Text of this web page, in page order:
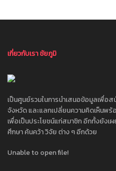
เกี่ยวกับเรา ชัยภูมิ
เป็นศูนย์รวมในการนำเสนอข้อมูลเพื่อ
จังหวัด และแลกเปลี่ยนความคิดเห็นพร้
เพื่อเป็นประโยชน์แก่สมาชิก อีกทั้งยังเ
ศึกษา ค้นคว้า วิจัย ต่าง ๆ อีกด้วย
Unable to open file!